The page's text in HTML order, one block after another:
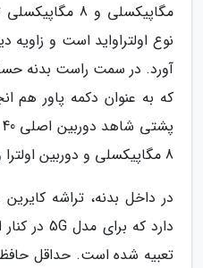
مگاپیکسلی و 8
آورد. در سمت راست بدنه
که به عنوان دکمه پاور هم
8 مگاپیکسلی و دوربین اولترا واید 8 مگاپیکسلی هستیم.